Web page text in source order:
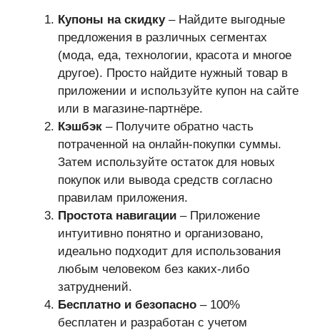
Купоны на скидку– Найдите выгодные
предложения в различных сегментах
(мода, еда, технологии, красота и многое
другое). Просто найдите нужный товар в
приложении и используйте купон на сайте
или в магазине-партнёре.
Кэшбэк – Получите обратно часть
потраченной на онлайн-покупки суммы.
Затем используйте остаток для новых
покупок или вывода средств согласно
правилам приложения.
Простота навигации – Приложение
интуитивно понятно и организовано,
идеально подходит для использования
любым человеком без каких-либо
затруднений.
Бесплатно и безопасно – 100%
бесплатен и разработан с учетом